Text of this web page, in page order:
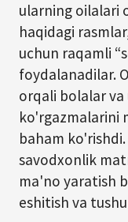
ularning oilalari
haqidagi
uchun raqamli
foydalanadilar.
orqali bolalar
ko'rgazmalarini
baham
savodxonlik
ma'no yaratish
eshitish va